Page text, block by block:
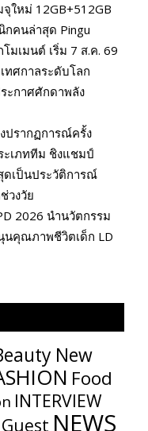
ใหม่ 12GB+512GB
กคนล่าสุด Pingu
มเมนต์ เริ่ม 7 ส.ค. 69
เทศกาลระดับโลก
ะกาศศักดาพลัง
ปรากฏการณ์ครั้ง
ะเภททีม ชิงแชมป์
ดเป็นประวัติการณ์
วงวัย
2026 นำนวัตกรรม
นุนคุณภาพชีวิตเด็ก LD
New
Food
INTERVIEW
NEWS